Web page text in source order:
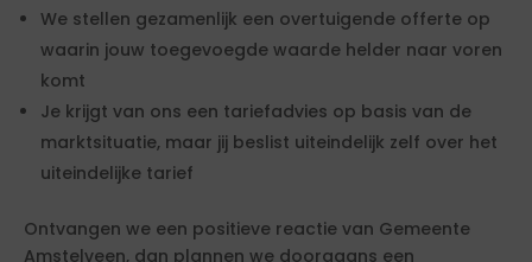
We stellen gezamenlijk een overtuigende offerte op
waarin jouw toegevoegde waarde helder naar voren
komt
Je krijgt van ons een tariefadvies op basis van de
marktsituatie, maar jij beslist uiteindelijk zelf over het
uiteindelijke tarief
Ontvangen we een positieve reactie van Gemeente
Amstelveen, dan plannen we doorgaans een